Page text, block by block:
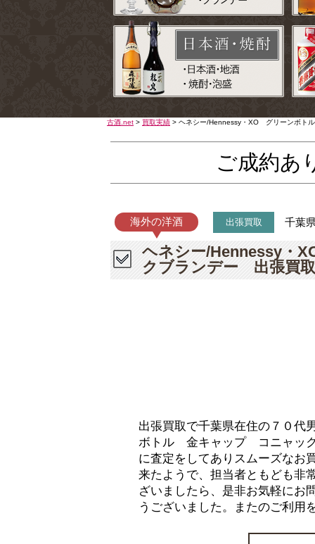
古酒.net > 買取実績 > ヘネシー/Hennessy・XO グリーンボト
ご成約あ
海外の洋酒 出張買取 千葉
ヘネシー/Hennessy
クブランデー 出張買
出張買取で千葉県在住の７０
ボトル 金キャップ コニャッ
に査定をしてありスムーズなお
来たようで、担当者ともども非
ざいましたら、是非お気軽にお
うございました。またのご利用